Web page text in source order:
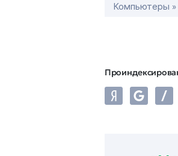
Компьютеры »